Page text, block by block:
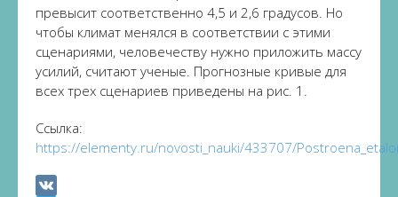
превысит соответственно 4,5 и 2,6 градусов. Но
чтобы климат менялся в соответствии с этими
сценариями, человечеству нужно приложить массу
усилий, считают ученые. Прогнозные кривые для
всех трех сценариев приведены на рис. 1.
Ссылка:
https://elementy.ru/novosti_nauki/433707/